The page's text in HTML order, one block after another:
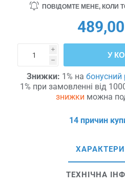
ПОВІДОМТЕ МЕНЕ, КОЛИ
i
h
У
Знижки: 1% на бонусний
1% при замовленні від
знижки можна
14 причин
ТЕХНІЧНА